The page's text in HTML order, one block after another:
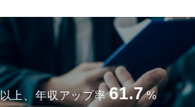
上、年収アップ率 61.7 %